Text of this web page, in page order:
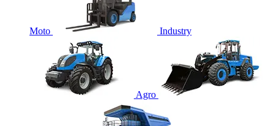
Moto Industry
Agro